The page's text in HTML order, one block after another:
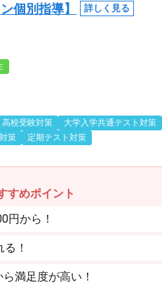
個別指導】 詳しく見る
高校受験対策 大学入学共通テスト対策
策 定期テスト対策
すめポイント
円から！
！
満足度が高い！